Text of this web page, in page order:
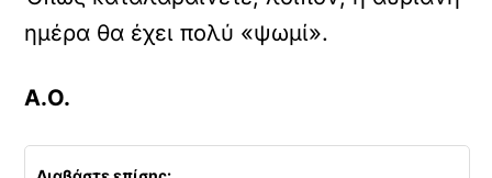
ημέρα θα έχει πολύ «ψωμί».
Α.Ο.